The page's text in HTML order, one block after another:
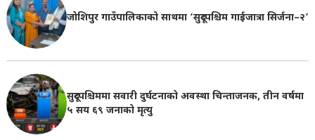
जोशिपुर गाउँपालिकाको साथमा ‘सुदूरपश्चिम गाईजात्रा सिर्जना–२’
सुदूरपश्चिममा सवारी दुर्घटनाको अवस्था चिन्ताजनक, तीन वर्षमा
५ सय ६९ जनाको मृत्यु